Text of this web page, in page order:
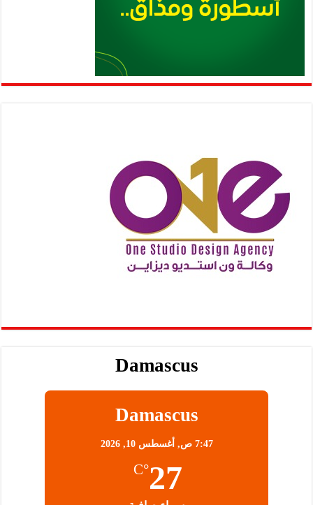
Damascus
Damascus
7:47 ص, أغسطس 10, 2026
27
°C